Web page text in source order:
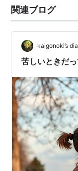
した。ですが「好
人にそんなことで勝
関連ブログ
kaigonoki’s
苦しいときだ